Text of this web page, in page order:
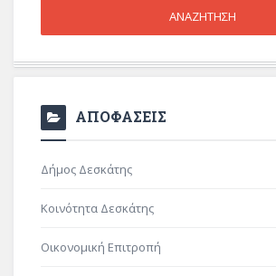
ΑΠΟΦΑΣΕΙΣ
Δήμος Δεσκάτης
Κοινότητα Δεσκάτης
Οικονομική Επιτροπή